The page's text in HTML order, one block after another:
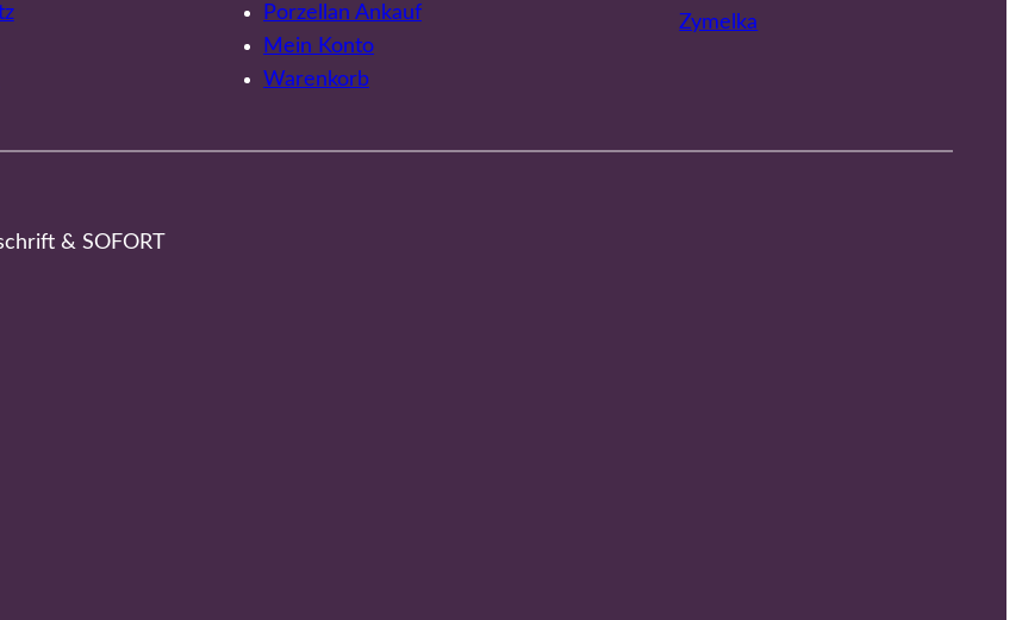
Porzellan Ankauf
Mein Konto
Warenkorb
Zymelka
& SOFORT